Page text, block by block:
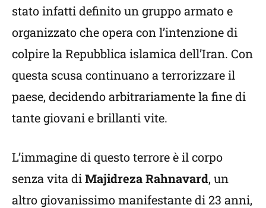
stato infatti definito un gruppo armato e
organizzato che opera con l’intenzione di
colpire la Repubblica islamica dell’Iran. Con
questa scusa continuano a terrorizzare il
paese, decidendo arbitrariamente la fine di
tante giovani e brillanti vite.
L’immagine di questo terrore è il corpo
senza vita diMajidreza Rahnavard, un
altro giovanissimo manifestante di 23 anni,